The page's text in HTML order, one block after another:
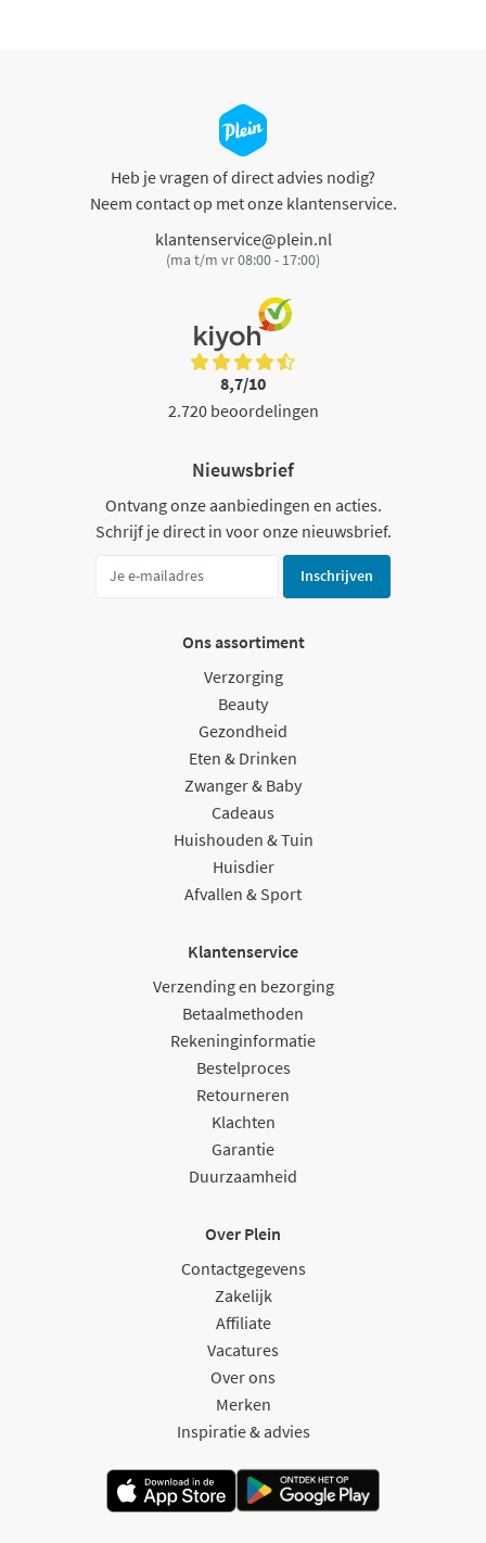
Heb je vragen of direct advies nodig?
Neem contact op met onze klantenservice.
klantenservice@plein.nl
(ma t/m vr 08:00 - 17:00)
8,7/10
2.720 beoordelingen
Nieuwsbrief
Ontvang onze aanbiedingen en acties.
Schrijf je direct in voor onze nieuwsbrief.
Inschrijven
Ons assortiment
Verzorging
Beauty
Gezondheid
Eten & Drinken
Zwanger & Baby
Cadeaus
Huishouden & Tuin
Huisdier
Afvallen & Sport
Klantenservice
Verzending en bezorging
Betaalmethoden
Rekeninginformatie
Bestelproces
Retourneren
Klachten
Garantie
Duurzaamheid
Over Plein
Contactgegevens
Zakelijk
Affiliate
Vacatures
Over ons
Merken
Inspiratie & advies